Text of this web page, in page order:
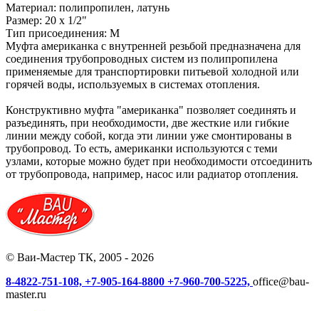
Материал: полипропилен, латунь
Размер: 20 х 1/2"
Тип присоединения: М
Муфта американка с внутренней резьбой предназначена для
соединения трубопроводных систем из полипропилена
применяемые для транспортировки питьевой холодной или
горячей воды, используемых в системах отопления.
Конструктивно муфта "американка" позволяет соединять и
разъединять, при необходимости, две жесткие или гибкие
линии между собой, когда эти линии уже смонтированы в
трубопровод. То есть, американки используются с теми
узлами, которые можно будет при необходимости отсоединить
от трубопровода, например, насос или радиатор отопления.
© Ваи-Мастер ТК, 2005 - 2026
8-4822-751-108, +7-905-164-8800 +7-960-700-5225, office@bau-
master.ru